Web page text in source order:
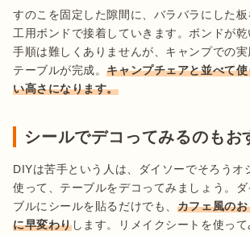
すのこを固定した隙間に、バラバラにした
工用ボンドで接着していきます。ボンドが乾
手順は難しくありませんが、キャンプでの
テーブルが完成。キャンプチェアと並べて
い高さになります。
シールでデコってみるのもお
DIYは苦手という人は、ダイソーでそろうオ
使って、テーブルをデコってみましょう。
ブルにシールを貼るだけでも、 カフェ風の
に早変わりします。リメイクシートを使っ